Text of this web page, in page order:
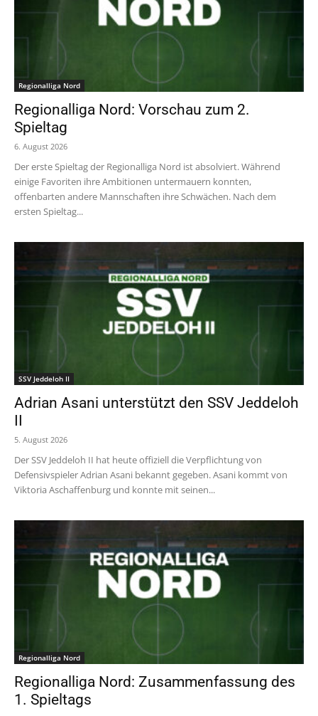
Regionalliga Nord
Regionalliga Nord: Vorschau zum 2.
Spieltag
6. August 2026
Der erste Spieltag der Regionalliga Nord ist absolviert. Während
einige Favoriten ihre Ambitionen untermauern konnten,
offenbarten andere Mannschaften ihre Schwächen. Nach dem
ersten Spieltag...
SSV Jeddeloh II
Adrian Asani unterstützt den SSV Jeddeloh
II
5. August 2026
Der SSV Jeddeloh II hat heute offiziell die Verpflichtung von
Defensivspieler Adrian Asani bekannt gegeben. Asani kommt von
Viktoria Aschaffenburg und konnte mit seinen...
Regionalliga Nord
Regionalliga Nord: Zusammenfassung des
1. Spieltags